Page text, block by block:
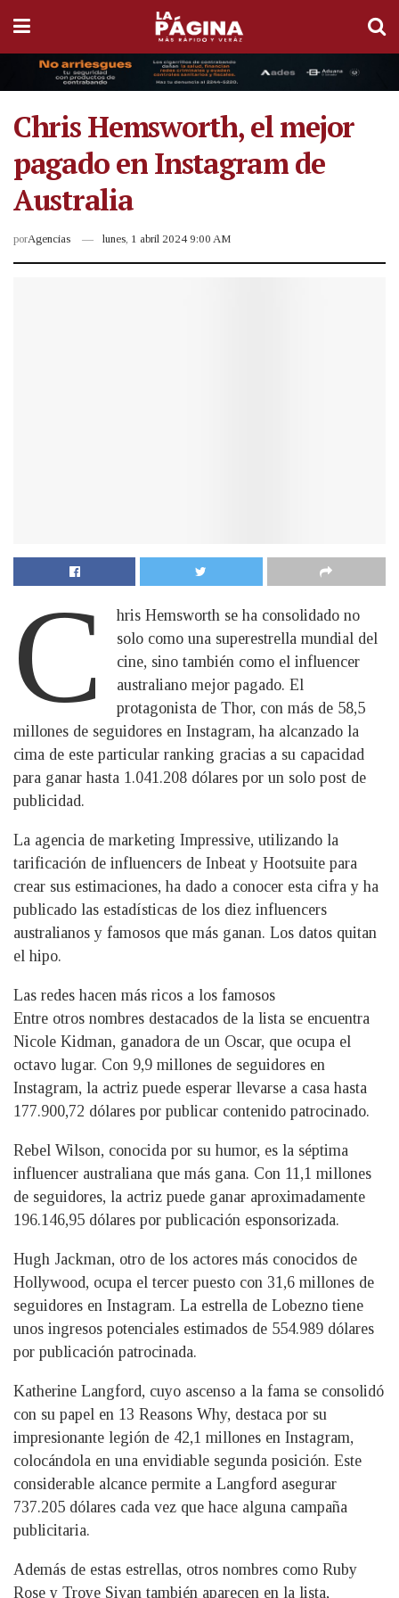
Chris Hemsworth, el mejor
pagado en Instagram de
Australia
porAgencias lunes, 1 abril 2024 9:00 AM
C
hris Hemsworth se ha consolidado no
solo como una superestrella mundial del
cine, sino también como el influencer
australiano mejor pagado. El
protagonista de Thor, con más de 58,5
millones de seguidores en Instagram, ha alcanzado la
cima de este particular ranking gracias a su capacidad
para ganar hasta 1.041.208 dólares por un solo post de
publicidad.
La agencia de marketing Impressive, utilizando la
tarificación de influencers de Inbeat y Hootsuite para
crear sus estimaciones, ha dado a conocer esta cifra y ha
publicado las estadísticas de los diez influencers
australianos y famosos que más ganan. Los datos quitan
el hipo.
Las redes hacen más ricos a los famosos
Entre otros nombres destacados de la lista se encuentra
Nicole Kidman, ganadora de un Oscar, que ocupa el
octavo lugar. Con 9,9 millones de seguidores en
Instagram, la actriz puede esperar llevarse a casa hasta
177.900,72 dólares por publicar contenido patrocinado.
Rebel Wilson, conocida por su humor, es la séptima
influencer australiana que más gana. Con 11,1 millones
de seguidores, la actriz puede ganar aproximadamente
196.146,95 dólares por publicación esponsorizada.
Hugh Jackman, otro de los actores más conocidos de
Hollywood, ocupa el tercer puesto con 31,6 millones de
seguidores en Instagram. La estrella de Lobezno tiene
unos ingresos potenciales estimados de 554.989 dólares
por publicación patrocinada.
Katherine Langford, cuyo ascenso a la fama se consolidó
con su papel en 13 Reasons Why, destaca por su
impresionante legión de 42,1 millones en Instagram,
colocándola en una envidiable segunda posición. Este
considerable alcance permite a Langford asegurar
737.205 dólares cada vez que hace alguna campaña
publicitaria.
Además de estas estrellas, otros nombres como Ruby
Rose y Troye Sivan también aparecen en la lista,